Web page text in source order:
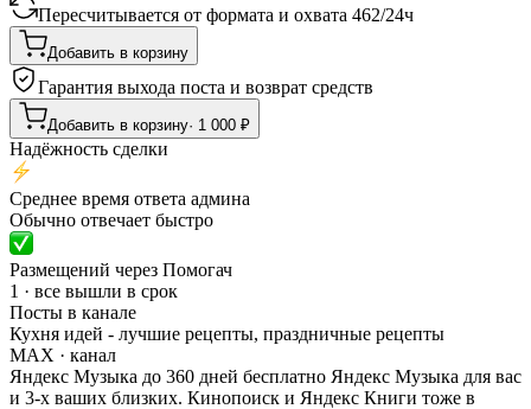
Пересчитывается от формата и охвата 462/24ч
Добавить в корзину
Гарантия выхода поста и возврат средств
Добавить в корзину· 1 000 ₽
Надёжность сделки
Среднее время ответа админа
Обычно отвечает быстро
Размещений через Помогач
1 · все вышли в срок
Посты в канале
Кухня идей - лучшие рецепты, праздничные рецепты
MAX · канал
Яндекс Музыка до 360 дней бесплатно Яндекс Музыка для вас
и 3-х ваших близких. Кинопоиск и Яндекс Книги тоже в